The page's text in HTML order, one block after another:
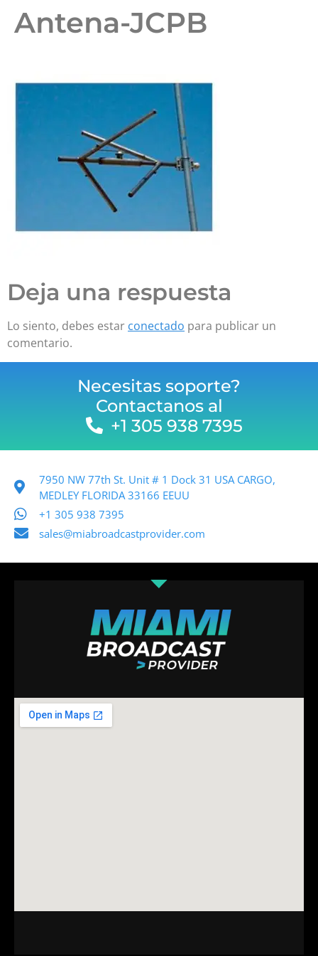
Antena-JCPB
Deja una respuesta
Lo siento, debes estar conectado para publicar un
comentario.
Necesitas soporte?
Contactanos al
+1 305 938 7395
7950 NW 77th St. Unit # 1 Dock 31 USA CARGO,
MEDLEY FLORIDA 33166 EEUU
+1 305 938 7395
sales@miabroadcastprovider.com